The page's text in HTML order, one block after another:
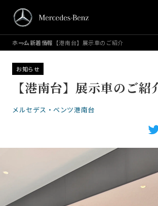
ホーム新着情報 【港南台】展示車のご紹介
お知らせ
【港南台】展示車のご紹
メルセデス・ベンツ港南台